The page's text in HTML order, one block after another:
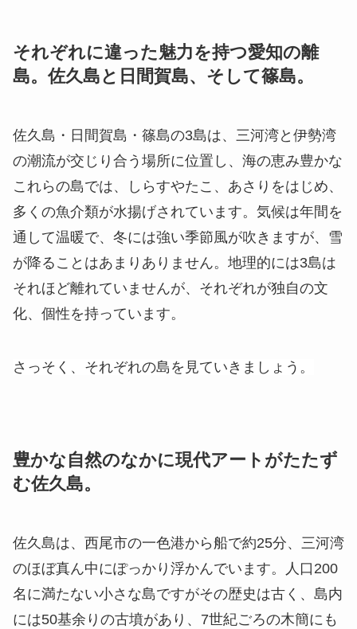
それぞれに違った魅力を持つ愛知の離
島。佐久島と日間賀島、そして篠島。
佐久島・日間賀島・篠島の3島は、三河湾と伊勢湾
の潮流が交じり合う場所に位置し、海の恵み豊かな
これらの島では、しらすやたこ、あさりをはじめ、
多くの魚介類が水揚げされています。気候は年間を
通して温暖で、冬には強い季節風が吹きますが、雪
が降ることはあまりありません。地理的には3島は
それほど離れていませんが、それぞれが独自の文
化、個性を持っています。
さっそく、それぞれの島を見ていきましょう。
豊かな自然のなかに現代アートがたたず
む佐久島。
佐久島は、西尾市の一色港から船で約25分、三河湾
のほぼ真ん中にぽっかり浮かんでいます。人口200
名に満たない小さな島ですがその歴史は古く、島内
には50基余りの古墳があり、7世紀ごろの木簡にも